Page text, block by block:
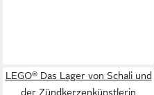
LEGO® Das Lager von Schali und
der Zündkerzenkünstlerin